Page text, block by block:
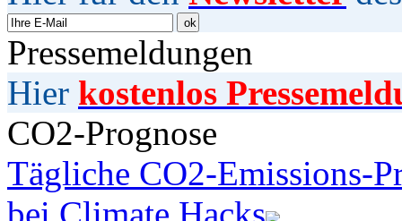
Pressemeldungen
Hier kostenlos
CO2-Prognose
Tägliche CO2-Emissions-